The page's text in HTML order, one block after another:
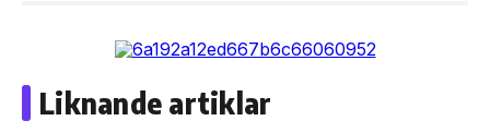
Liknande artiklar